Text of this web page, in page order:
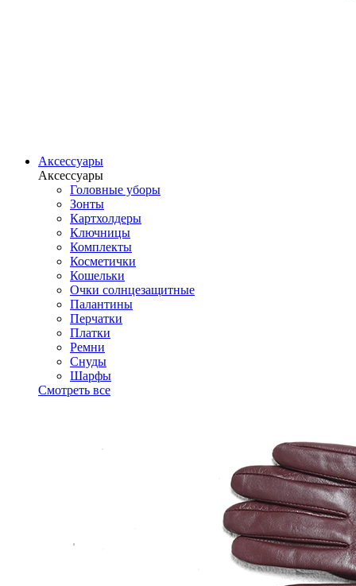
Аксессуары
Аксессуары
Головные уборы
Зонты
Картхолдеры
Ключницы
Комплекты
Косметички
Кошельки
Очки солнцезащитные
Палантины
Перчатки
Платки
Ремни
Снуды
Шарфы
Смотреть все